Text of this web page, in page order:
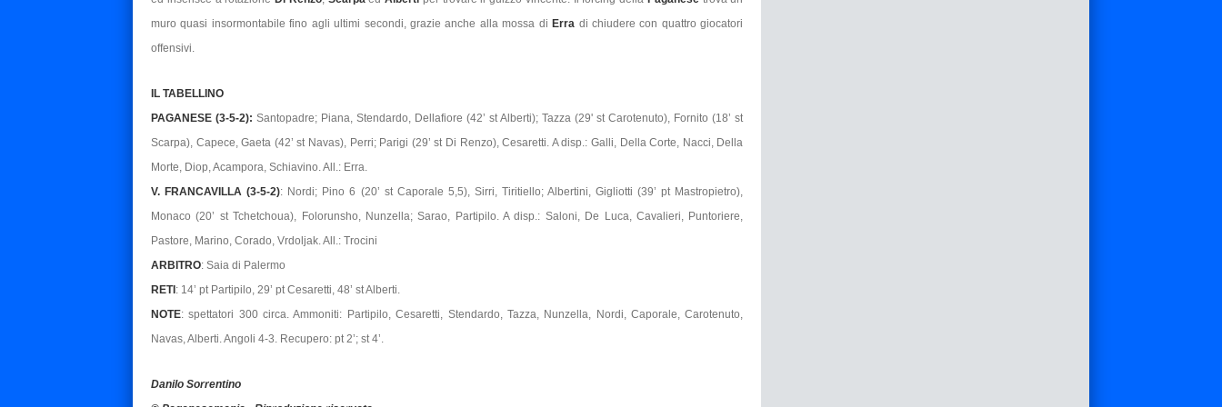
muro quasi insormontabile fino agli ultimi secondi, grazie anche alla mossa diErra di chiudere con quattro giocatori
offensivi.
IL TABELLINO
PAGANESE (3-5-2): Santopadre; Piana, Stendardo, Dellafiore (42’ st Alberti); Tazza (29' st Carotenuto), Fornito (18’ st
Scarpa), Capece, Gaeta (42’ st Navas), Perri; Parigi (29’ st Di Renzo), Cesaretti. A disp.: Galli, Della Corte, Nacci, Della
Morte, Diop, Acampora, Schiavino. All.: Erra.
V. FRANCAVILLA (3-5-2): Nordi; Pino 6 (20’ st Caporale 5,5), Sirri, Tiritiello; Albertini, Gigliotti (39’ pt Mastropietro),
Monaco (20’ st Tchetchoua), Folorunsho, Nunzella; Sarao, Partipilo. A disp.: Saloni, De Luca, Cavalieri, Puntoriere,
Pastore, Marino, Corado, Vrdoljak. All.: Trocini
ARBITRO: Saia di Palermo
RETI: 14’ pt Partipilo, 29’ pt Cesaretti, 48’ st Alberti.
NOTE: spettatori 300 circa. Ammoniti: Partipilo, Cesaretti, Stendardo, Tazza, Nunzella, Nordi, Caporale, Carotenuto,
Navas, Alberti. Angoli 4-3. Recupero: pt 2’; st 4’.
Danilo Sorrentino